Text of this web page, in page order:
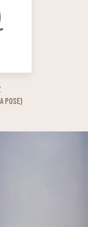
POSE)